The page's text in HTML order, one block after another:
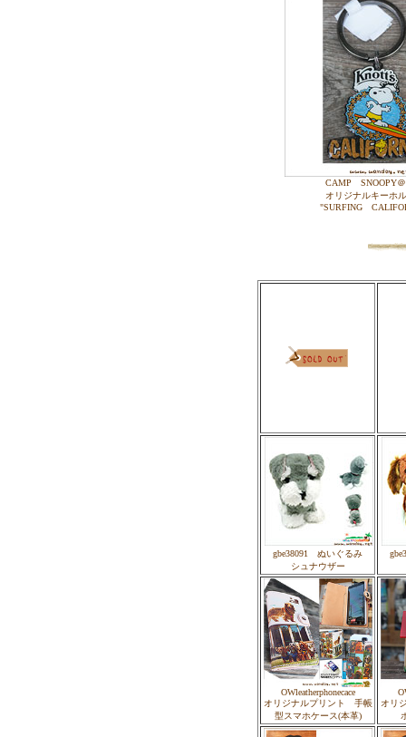
CAMP SNOOPY
オリジナルキーホ
"SURFING
gbe38091 ぬいぐるみ
シュナウザー
OWleatherphonecace
オリジナルプリント 手帳
型スマホケース(本革)
オリ